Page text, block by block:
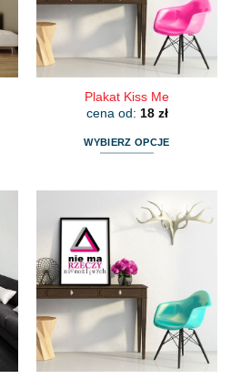
wybrać
na
stronie
produktu
Plakat Kiss Me
cena od: 18 zł
WYBIERZ OPCJE
wiele
wariantów.
Opcje
można
wybrać
na
stronie
produktu